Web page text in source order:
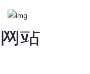
安博电子
网站